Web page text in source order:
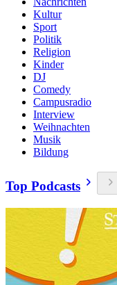
Kultur
Sport
Politik
Religion
Kinder
DJ
Comedy
Campusradio
Interview
Weihnachten
Musik
Bildung
Top Podcasts